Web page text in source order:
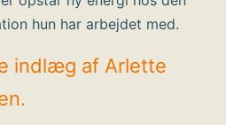
hun har arbejdet med.
indlæg af Arlette